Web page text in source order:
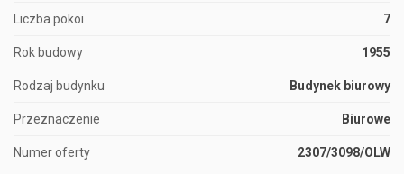
Liczba pokoi 7
Rok budowy 1955
Rodzaj budynku Budynek biurowy
Przeznaczenie Biurowe
Numer oferty 2307/3098/OLW